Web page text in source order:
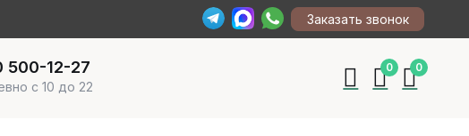
Заказать звонок
500-12-27
с 10 до 22
0 0